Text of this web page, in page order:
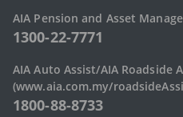
AIA Pension and Asset
1300-22-7771
AIA Auto Assist/AIA Roadside
(www.aia.com.my/
1800-88-8733